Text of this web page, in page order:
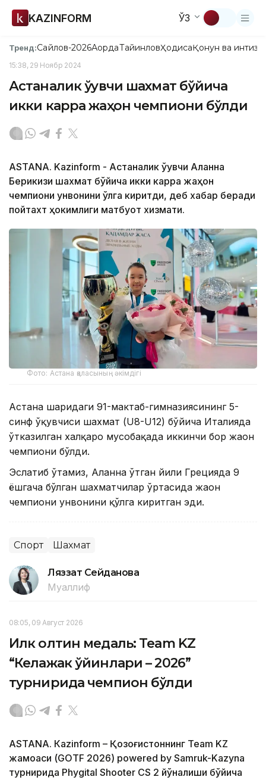
KAZINFORM ЎЗ
Тренд:Сайлов-2026АқордаТайинловҲодисаҚонун ва
15:38, 29 Ноябр 2024
Астаналик ўқувчи шахмат бўйича
икки карра жаҳон чемпиони бўлди
ASTANA. Kazinform - Астаналик ўқувчи Аланна
Берикқизи шахмат бўйича икки карра жаҳон
чемпиони унвонини қўлга киритди, деб хабар беради
пойтахт ҳокимлиги матбуот хизмати.
Фото: Астана қаласының әкімдігі
Астана шаҳридаги 91-мактаб-гимназиясининг 5-
синф ўқувчиси шахмат (U8-U12) бўйича Италияда
ўтказилган халқаро мусобақада иккинчи бор жаҳон
чемпиони бўлди.
Эслатиб ўтамиз, Аланна ўтган йили Грецияда 9
ёшгача бўлган шахматчилар ўртасида жаҳон
чемпиони унвонини қўлга киритган эди.
Спорт Шахмат
Ляззат Сейданова
Муаллиф
08:05, 09 Август 2026
Илк олтин медаль: Team KZ
“Келажак ўйинлари – 2026”
турнирида чемпион бўлди
ASTANА. Кazinform – Қозоғистоннинг Team KZ
жамоаси (GOTF 2026) powered by Samruk-Kazyna
турнирида Phygital Shooter CS 2 йўналиши бўйича